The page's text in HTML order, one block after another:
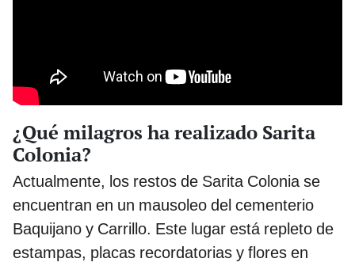
¿Qué milagros ha realizado Sarita
Colonia?
Actualmente, los restos de Sarita Colonia se
encuentran en un mausoleo del cementerio
Baquijano y Carrillo. Este lugar está repleto de
estampas, placas recordatorias y flores en